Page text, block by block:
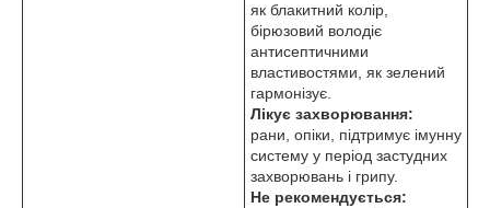
як блакитний колір,
бірюзовий володіє
антисептичними
властивостями, як зелений
гармонізує.
Лікує захворювання:
рани, опіки, підтримує імунну
систему у період застудних
захворювань і грипу.
Не рекомендується: